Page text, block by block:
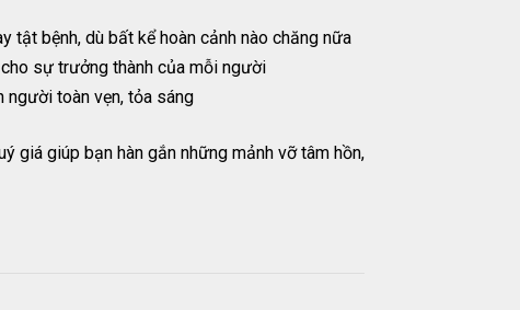
tật bệnh, dù bất kể hoàn cảnh nào chăng nữa
sự trưởng thành của mỗi người
người toàn vẹn, tỏa sáng
giá giúp bạn hàn gắn những mảnh vỡ tâm hồn,